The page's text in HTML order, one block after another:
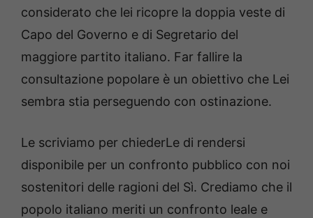
considerato che lei ricopre la doppia veste di
Capo del Governo e di Segretario del
maggiore partito italiano. Far fallire la
consultazione popolare è un obiettivo che Lei
sembra stia perseguendo con ostinazione.
Le scriviamo per chiederLe di rendersi
disponibile per un confronto pubblico con noi
sostenitori delle ragioni del Sì. Crediamo che il
popolo italiano meriti un confronto leale e